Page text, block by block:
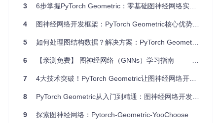
1.2 核心概念：5分钟理解图数据结构
图数据结构就像社交网络中的人脉关系，每个节点代表一个
对象来表示，它包含了节点特征、边索引等关键信息：
import
import torch
# 节点特征：形状为[num_nodes, num_features]的张量
x = torch.tensor([[
], [ 2], [3 ]], dtype=torch. float
# 边索引：形状为[2, num_edges]的COO格式张量，表示节点之间的连接
edge_index = torch.tensor([[ 0 , 1, 1, ], [1, 0 ,
3 6步掌握PyTorch Geometric：零基础图神经网络实战指南
4 图神经网络开发框架：PyTorch Geometric核心优势与实践指南
5 如何处理图结构数据？解决方案：PyTorch Geometric的图神经网络开发实战指南
6 【亲测免费】 图神经网络（GNNs）学习指南 —— 探索复杂数据的未来之钥
7 4大技术突破！PyTorch Geometric让图神经网络开发效率提升80%
8 PyTorch Geometric从入门到精通：图神经网络开发实战指南
9 探索图神经网络：Pytorch-Geometric-YooChoose